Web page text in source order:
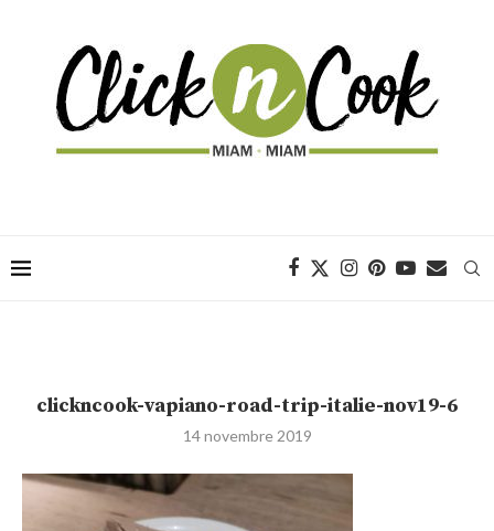
clickncook-vapiano-road-trip-italie-nov19-6
14 novembre 2019